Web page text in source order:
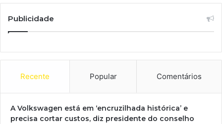
Publicidade
Recente Popular Comentários
A Volkswagen está em ‘encruzilhada histórica’ e
precisa cortar custos, diz presidente do conselho